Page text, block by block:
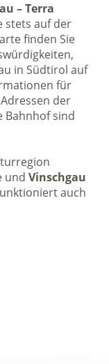
– Terra
stets auf der
finden Sie
in Südtirol auf
für
der
Bahnhof sind
und Vinschgau
auch